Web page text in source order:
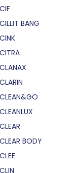
CIF
CILLIT BANG
CINK
CITRA
CLANAX
CLARIN
CLEAN&GO
CLEANLUX
CLEAR
CLEAR BODY
CLEE
CLIN